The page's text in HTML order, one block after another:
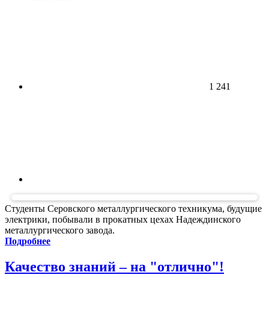
1 241
Студенты Серовского металлургического техникума, будущие
электрики, побывали в прокатных цехах Надеждинского
металлургического завода.
Подробнее
Качество знаний – на "отлично"!